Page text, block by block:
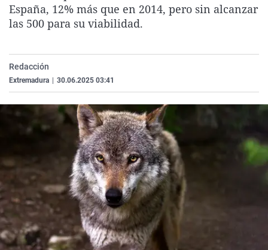
La rosa de los vientos
Como el perro y el
Caso
Equipo de
Extremadura
La Rioja
País Vasco
Virales
Elecciones
España, 12% más que en 2014, pero sin alcanzar
las 500 para su viabilidad.
Redacción
Extremadura 30.06.2025 03:41